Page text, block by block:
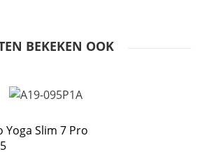
BEKEKEN OOK
Yoga Slim 7 Pro